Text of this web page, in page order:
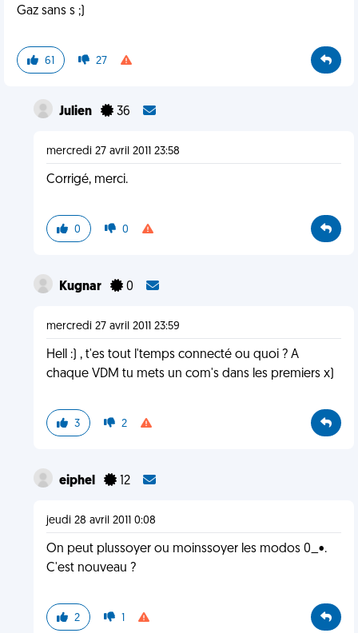
Gaz sans s ;)
61 27
Julien 36
mercredi 27 avril 2011 23:58
Corrigé, merci.
0 0
Kugnar 0
mercredi 27 avril 2011 23:59
Hell :) , t'es tout l'temps connecté ou quoi ? A
chaque VDM tu mets un com's dans les premiers x)
3 2
eiphel 12
jeudi 28 avril 2011 0:08
On peut plussoyer ou moinssoyer les modos 0_•.
C'est nouveau ?
2 1